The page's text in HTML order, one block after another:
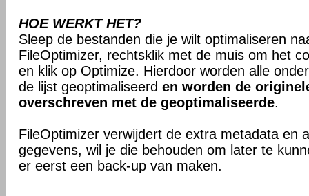
HOE WERKT HET?
Sleep de bestanden die je wilt optimaliseren
FileOptimizer, rechtsklik met de muis om het
en klik op Optimize. Hierdoor worden alle
de lijst geoptimaliseerd en worden de
overschreven met de geoptimaliseerde.
FileOptimizer verwijdert de extra metadata en
gegevens, wil je die behouden om later te
er eerst een back-up van maken.